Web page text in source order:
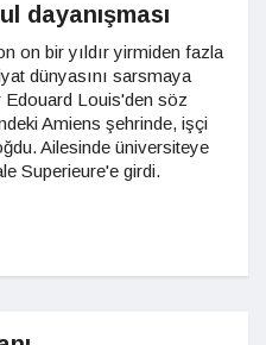
dayanışması
on bir yıldır yirmiden fazla
dünyasını sarsmaya
Edouard Louis'den söz
Amiens şehrinde, işçi
Ailesinde üniversiteye
Superieure'e girdi.